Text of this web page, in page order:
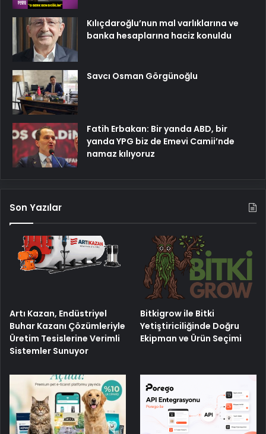
Kılıçdaroğlu’nun mal varlıklarına ve
banka hesaplarına haciz konuldu
Savcı Osman Görgünoğlu
Fatih Erbakan: Bir yanda ABD, bir
yanda YPG biz de Emevi Camii’nde
namaz kılıyoruz
Son Yazılar
Artı Kazan, Endüstriyel
Buhar Kazanı Çözümleriyle
Üretim Tesislerine Verimli
Sistemler Sunuyor
Bitkigrow ile Bitki
Yetiştiriciliğinde Doğru
Ekipman ve Ürün Seçimi